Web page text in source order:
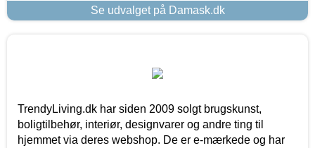
Se udvalget på Damask.dk
TrendyLiving.dk har siden 2009 solgt brugskunst,
boligtilbehør, interiør, designvarer og andre ting til
hjemmet via deres webshop. De er e-mærkede og har